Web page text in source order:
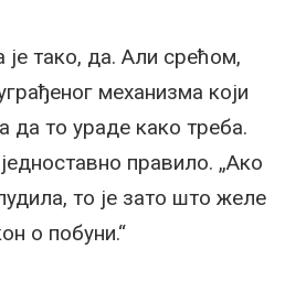
је тако, да. Али срећом,
механизма који
то ураде како треба.
правило. „Ако
то је зато што желе
о побуни.“